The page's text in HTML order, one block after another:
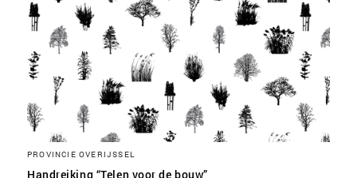
PROVINCIE OVERIJSSEL
Handreiking “Telen voor de bouw”